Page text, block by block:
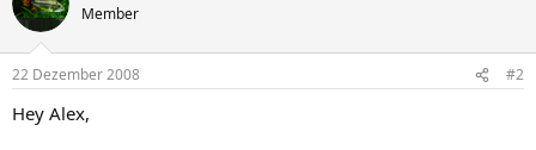
Member
22 Dezember 2008 #2
Hey Alex,